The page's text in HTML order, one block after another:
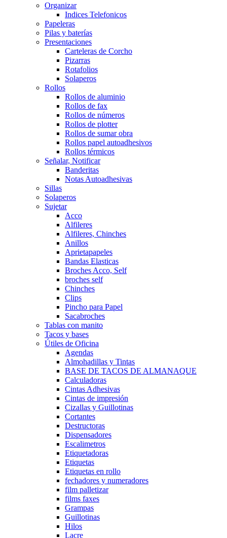
Organizar
Indices Telefonicos
Papeleras
Pilas y baterías
Presentaciones
Carteleras de Corcho
Pizarras
Rotafolios
Solaperos
Rollos
Rollos de aluminio
Rollos de fax
Rollos de números
Rollos de plotter
Rollos de sumar obra
Rollos papel autoadhesivos
Rollos térmicos
Señalar, Notificar
Banderitas
Notas Autoadhesivas
Sillas
Solaperos
Sujetar
Acco
Alfileres
Alfileres, Chinches
Anillos
Aprietapapeles
Bandas Elasticas
Broches Acco, Self
broches self
Chinches
Clips
Pincho para Papel
Sacabroches
Tablas con manito
Tacos y bases
Útiles de Oficina
Agendas
Almohadillas y Tintas
BASE DE TACOS DE ALMANAQUE
Calculadoras
Cintas Adhesivas
Cintas de impresión
Cizallas y Guillotinas
Cortantes
Destructoras
Dispensadores
Escalimetros
Etiquetadoras
Etiquetas
Etiquetas en rollo
fechadores y numeradores
film palletizar
films faxes
Grampas
Guillotinas
Hilos
Lacre